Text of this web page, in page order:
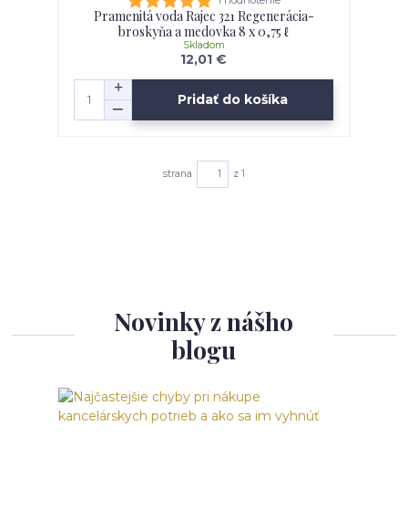
Pramenitá voda Rajec 321 Regenerácia-
broskyňa a medovka 8 x 0,75 ℓ
12,01 €
Skladom
Pridať do košíka
strana z 1
Novinky z nášho
blogu